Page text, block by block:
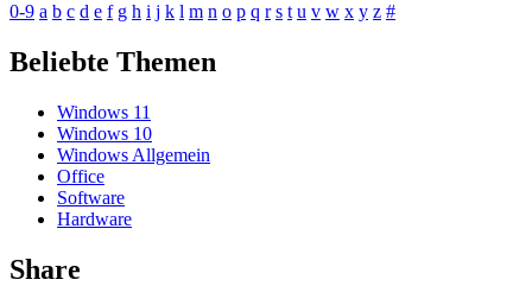
0-9 a b c d e f g h i j k l m n o p q r s t u v w x y z #
Beliebte Themen
Windows 11
Windows 10
Windows Allgemein
Office
Software
Hardware
Share